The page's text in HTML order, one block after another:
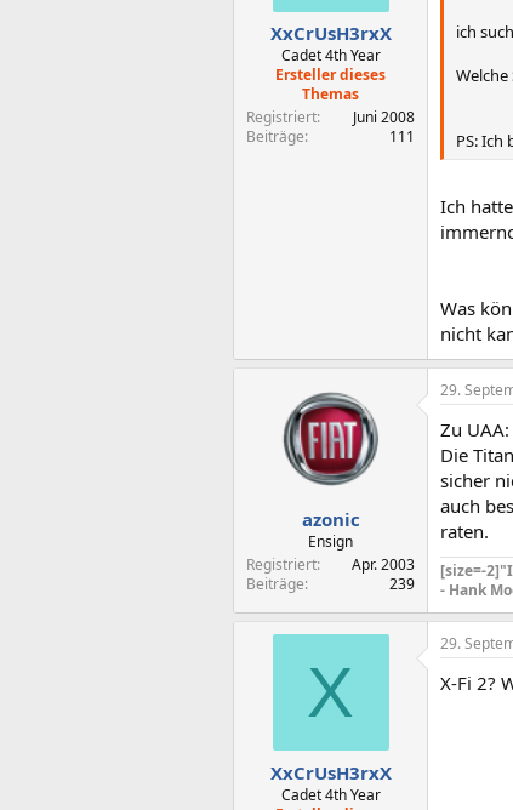
XxCrUsH3rxX
Cadet 4th Year
Ersteller dieses
Themas
Registriert
Juni 2008
Beiträge
111
ich
PS:
Ich
Was
nicht
azonic
Ensign
Registriert
Apr. 2003
Beiträge
239
29.
Zu UAA:
Die
sicher
auch
raten.
[size=-
- Hank
X
XxCrUsH3rxX
Cadet 4th Year
29.
X-Fi 2?